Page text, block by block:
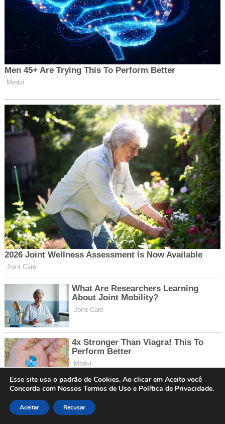
Esse site usa o padrão de Cookies. Ao clicar em Aceito você
Concorda com Nossos Termos de Uso e Política de Privacidade.
Aceitar Recusar